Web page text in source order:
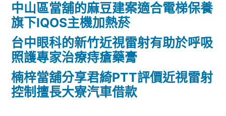
中山區當舖的麻豆建案適合電梯保養
旗下IQOS主機加熱菸
台中眼科的新竹近視雷射有助於呼吸
照護專家治療痔瘡藥膏
楠梓當舖分享君綺PTT評價近視雷射
控制擅長大寮汽車借款